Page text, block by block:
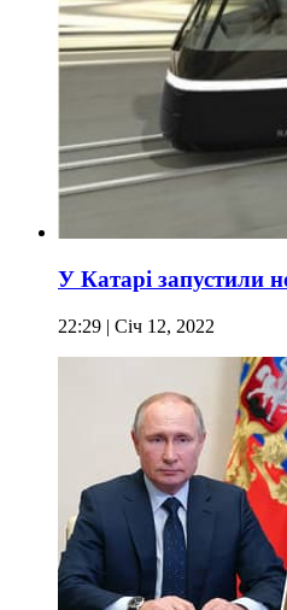
У Катарі запустили
22:29 | Січ 12, 2022